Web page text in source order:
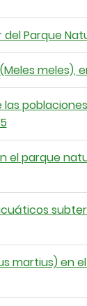
Parque
meles),
poblaciones
el parque
martius) en